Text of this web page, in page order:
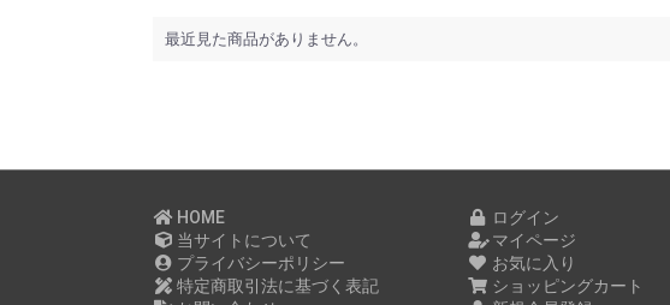
最近見た商品がありません。
HOME
当サイトについて
プライバシーポリシー
特定商取引法に基づく表記
ログイン
マイページ
お気に入り
ショッピングカート